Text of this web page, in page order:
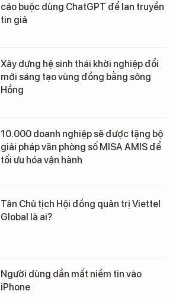
cáo buộc dùng ChatGPT để lan truyền
tin giả
Xây dựng hệ sinh thái khởi nghiệp đổi
mới sáng tạo vùng đồng bằng sông
Hồng
10.000 doanh nghiệp sẽ được tặng bộ
giải pháp văn phòng số MISA AMIS để
tối ưu hóa vận hành
Tân Chủ tịch Hội đồng quản trị Viettel
Global là ai?
Người dùng dần mất niềm tin vào
iPhone